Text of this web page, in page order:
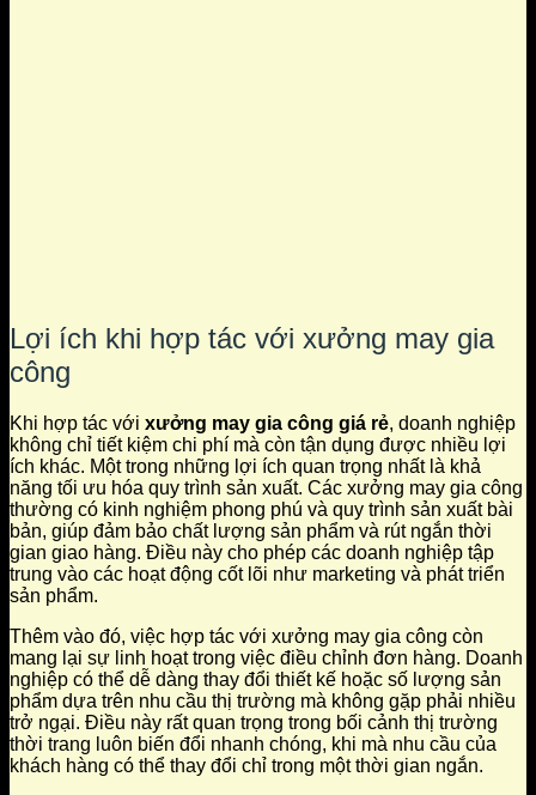
Lợi ích khi hợp tác với xưởng may gia
công
Khi hợp tác với xưởng may gia công giá rẻ, doanh nghiệp
không chỉ tiết kiệm chi phí mà còn tận dụng được nhiều lợi
ích khác. Một trong những lợi ích quan trọng nhất là khả
năng tối ưu hóa quy trình sản xuất. Các xưởng may gia công
thường có kinh nghiệm phong phú và quy trình sản xuất bài
bản, giúp đảm bảo chất lượng sản phẩm và rút ngắn thời
gian giao hàng. Điều này cho phép các doanh nghiệp tập
trung vào các hoạt động cốt lõi như marketing và phát triển
sản phẩm.
Thêm vào đó, việc hợp tác với xưởng may gia công còn
mang lại sự linh hoạt trong việc điều chỉnh đơn hàng. Doanh
nghiệp có thể dễ dàng thay đổi thiết kế hoặc số lượng sản
phẩm dựa trên nhu cầu thị trường mà không gặp phải nhiều
trở ngại. Điều này rất quan trọng trong bối cảnh thị trường
thời trang luôn biến đổi nhanh chóng, khi mà nhu cầu của
khách hàng có thể thay đổi chỉ trong một thời gian ngắn.